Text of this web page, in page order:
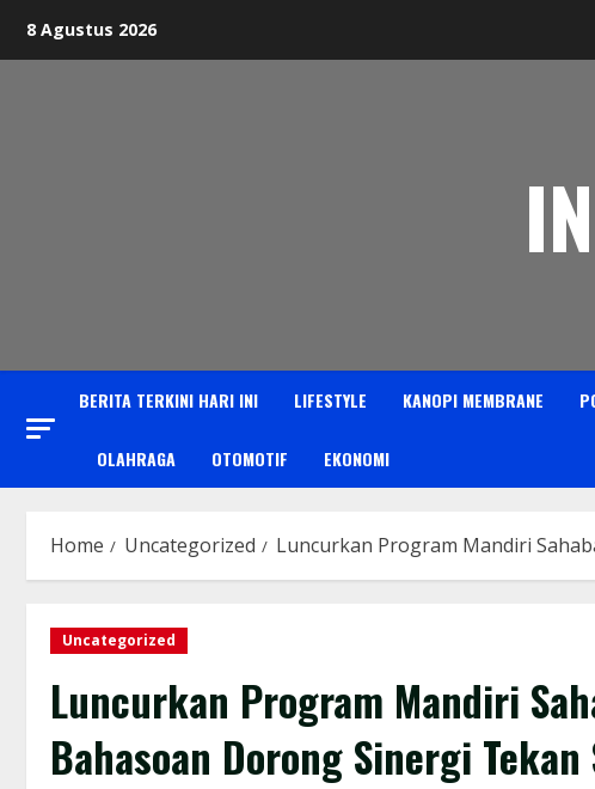
8 Agustus 2026
BERITA TERKINI HARI INI LIFESTYLE KANOPI MEMBRANE
OLAHRAGA OTOMOTIF EKONOMI
Home Uncategorized Luncurkan Program Mandiri
Uncategorized
Luncurkan Program Mandiri
Bahasoan Dorong Sinergi